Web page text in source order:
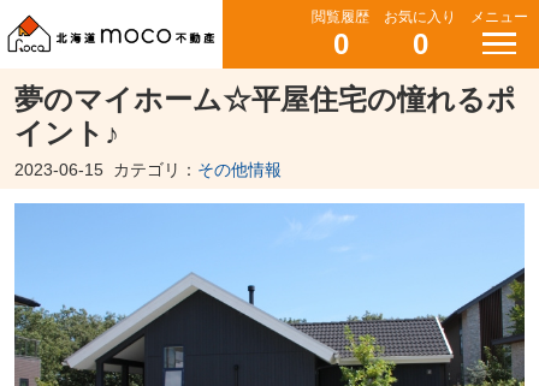
閲覧履歴
0
お気に入り
0
メニュー
夢のマイホーム☆平屋住宅の憧れるポ
イント♪
2023-06-15 カテゴリ： その他情報